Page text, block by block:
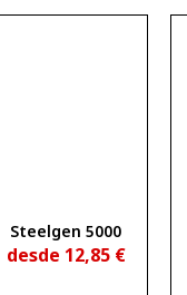
Steelgen 5000
desde 12,85 €